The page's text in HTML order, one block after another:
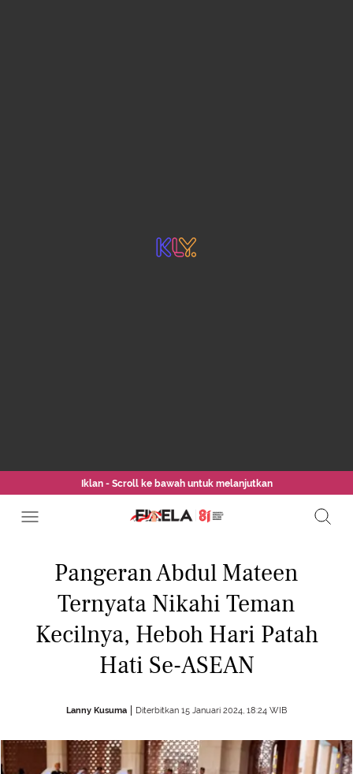
Iklan - Scroll ke bawah untuk melanjutkan
Pangeran Abdul Mateen
Ternyata Nikahi Teman
Kecilnya, Heboh Hari Patah
Hati Se-ASEAN
Lanny Kusuma Diterbitkan 15 Januari 2024, 18:24 WIB